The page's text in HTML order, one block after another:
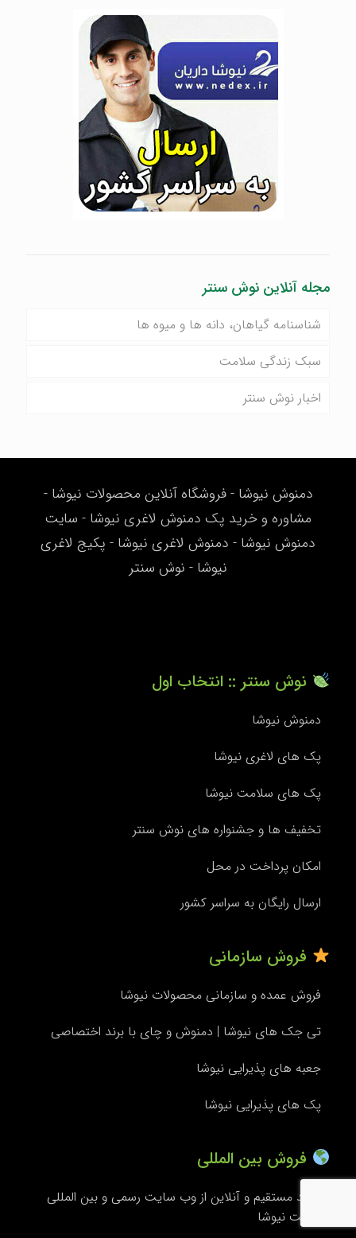
مجله آنلاین نوش سنتر
شناسنامه گیاهان، دانه ها و میوه ها
سبک زندگی سلامت
اخبار نوش سنتر
دمنوش نیوشا - فروشگاه آنلاین محصولات نیوشا -
مشاوره و خرید پک دمنوش لاغری نیوشا - سایت
دمنوش نیوشا - دمنوش لاغری نیوشا - پکیج لاغری
نیوشا - نوش سنتر
نوش سنتر :: انتخاب اول
دمنوش نیوشا
پک های لاغری نیوشا
پک های سلامت نیوشا
تخفیف ها و جشنواره های نوش سنتر
امکان پرداخت در محل
ارسال رایگان به سراسر کشور
فروش سازمانی
فروش عمده و سازمانی محصولات نیوشا
تی جک های نیوشا | دمنوش و چای با برند اختصاصی
جعبه های پذیرایی نیوشا
پک های پذیرایی نیوشا
فروش بین المللی
خرید مستقیم و آنلاین از وب سایت رسمی و بین المللی
شرکت نیوشا